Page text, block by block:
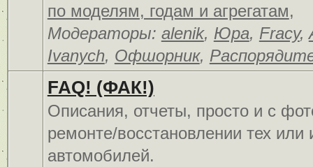
по моделям, годам и агрегатам,
Модераторы: alenik, Юра, Fracy,
Ivanych, Офшорник,
FAQ! (ФАК!)
Описания, отчеты, просто и c
ремонте/восстановлении тех или
автомобилей.